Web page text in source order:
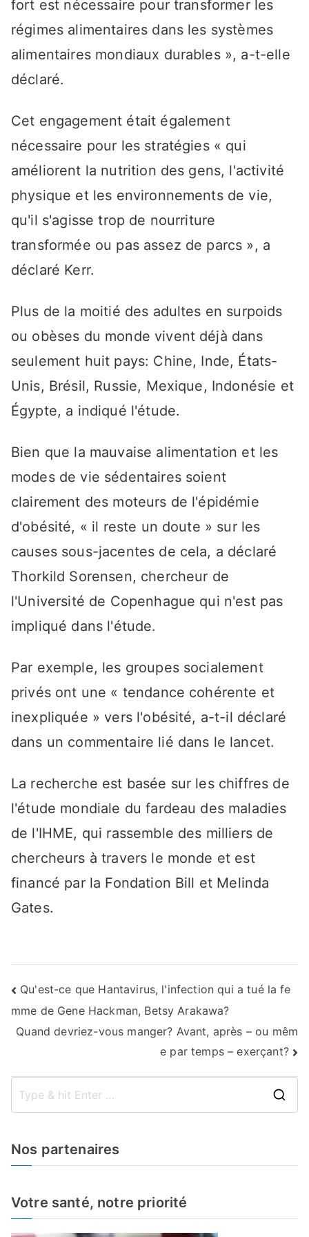
fort est nécessaire pour transformer les
régimes alimentaires dans les systèmes
alimentaires mondiaux durables », a-t-elle
déclaré.
Cet engagement était également
nécessaire pour les stratégies « qui
améliorent la nutrition des gens, l'activité
physique et les environnements de vie,
qu'il s'agisse trop de nourriture
transformée ou pas assez de parcs », a
déclaré Kerr.
Plus de la moitié des adultes en surpoids
ou obèses du monde vivent déjà dans
seulement huit pays: Chine, Inde, États-
Unis, Brésil, Russie, Mexique, Indonésie et
Égypte, a indiqué l'étude.
Bien que la mauvaise alimentation et les
modes de vie sédentaires soient
clairement des moteurs de l'épidémie
d'obésité, « il reste un doute » sur les
causes sous-jacentes de cela, a déclaré
Thorkild Sorensen, chercheur de
l'Université de Copenhague qui n'est pas
impliqué dans l'étude.
Par exemple, les groupes socialement
privés ont une « tendance cohérente et
inexpliquée » vers l'obésité, a-t-il déclaré
dans un commentaire lié dans le lancet.
La recherche est basée sur les chiffres de
l'étude mondiale du fardeau des maladies
de l'IHME, qui rassemble des milliers de
chercheurs à travers le monde et est
financé par la Fondation Bill et Melinda
Gates.
Navigation
de
Qu'est-ce que Hantavirus, l'infection qui a tué la fe
mme de Gene Hackman, Betsy Arakawa?
Quand devriez-vous manger? Avant, après – ou mêm
e par temps – exerçant?
f
Nos partenaires
Votre santé, notre priorité